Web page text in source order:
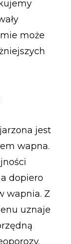
może
jest
wapna.
dopiero
wapnia. Z
uznaje